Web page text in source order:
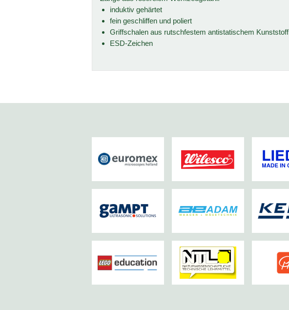
induktiv gehärtet
fein geschliffen und poliert
Griffschalen aus rutschfestem antistatischem Kunststoff
ESD-Zeichen